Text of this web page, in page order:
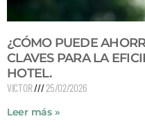
¿CÓMO PUEDE
CLAVES PARA LA
HOTEL.
VICTOR 25/02/2026
Leer más »